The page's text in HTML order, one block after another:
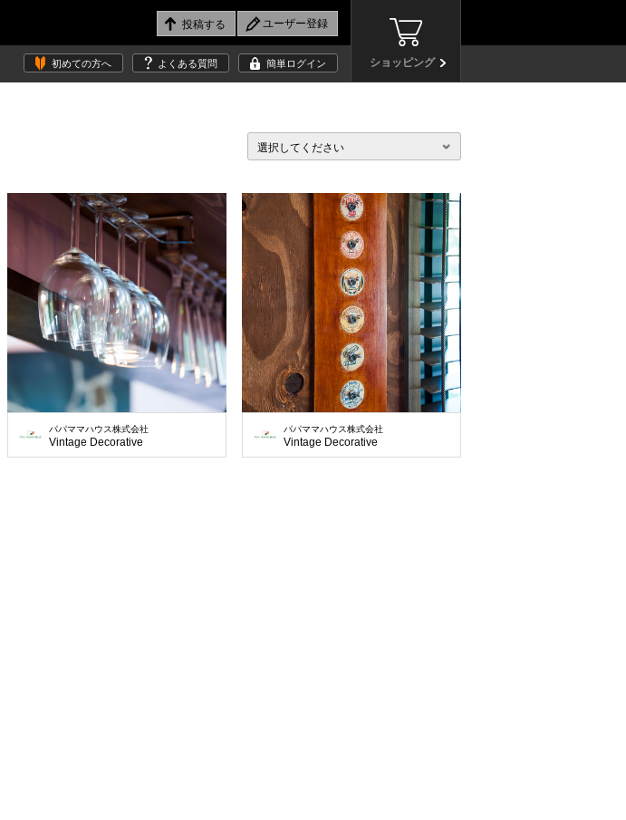
ショッピング
初めての方へ よくある質問 簡単ログイン
選択してください
パパママハウス株式会社
Vintage Decorative
パパママハウス株式会社
Vintage Decorative